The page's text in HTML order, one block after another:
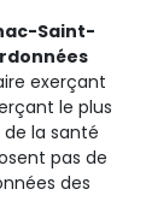
Saint-
exerçant
le plus
la santé
pas de
des